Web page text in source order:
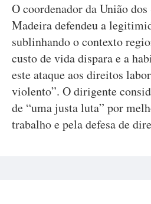
O coordenador da União
Madeira defendeu a
sublinhando o contexto
custo de vida dispara e a
este ataque aos direitos
violento”. O dirigente
de “uma justa luta” por
trabalho e pela defesa de